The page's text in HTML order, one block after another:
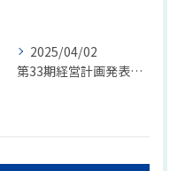
2025/04/02
第33期経営計画発表会開催